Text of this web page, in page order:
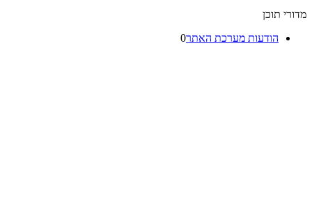
מדורי תוכן
הודעות מערכת האתר0